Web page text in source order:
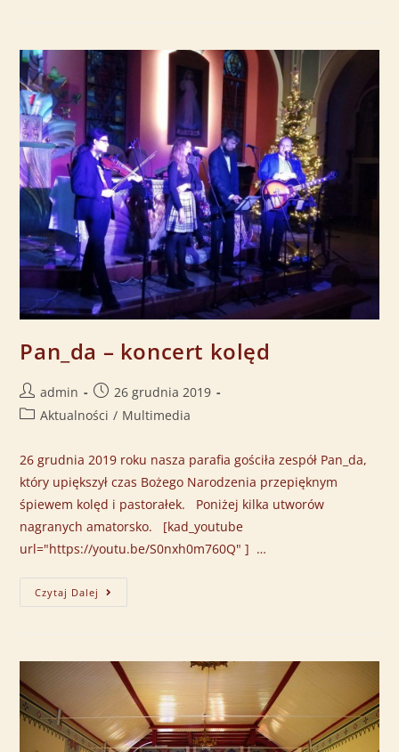
Pan_da – koncert kolęd
admin
26 grudnia 2019
Aktualności / Multimedia
26 grudnia 2019 roku nasza parafia gościła zespół Pan_da,
który upiększył czas Bożego Narodzenia przepięknym
śpiewem kolęd i pastorałek. Poniżej kilka utworów
nagranych amatorsko. [kad_youtube
url="https://youtu.be/S0nxh0m760Q" ] …
Czytaj Dalej